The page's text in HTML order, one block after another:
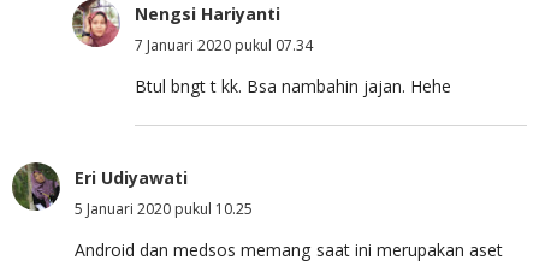
Nengsi Hariyanti
7 Januari 2020 pukul 07.34
Btul bngt t kk. Bsa nambahin jajan. Hehe
Eri Udiyawati
5 Januari 2020 pukul 10.25
Android dan medsos memang saat ini merupakan aset